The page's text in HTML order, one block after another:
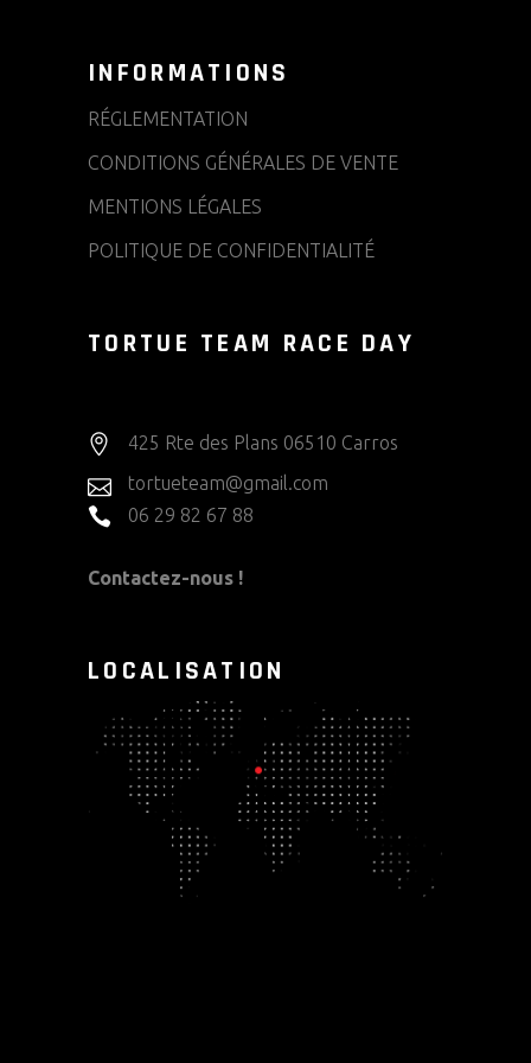
INFORMATIONS
RÉGLEMENTATION
CONDITIONS GÉNÉRALES DE VENTE
MENTIONS LÉGALES
POLITIQUE DE CONFIDENTIALITÉ
TORTUE TEAM RACE DAY
425 Rte des Plans 06510 Carros
tortueteam@gmail.com
06 29 82 67 88
Contactez-nous !
LOCALISATION